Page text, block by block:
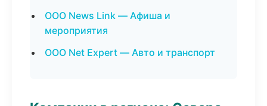
ООО News Link — Афиша и
мероприятия
ООО Net Expert — Авто и транспорт